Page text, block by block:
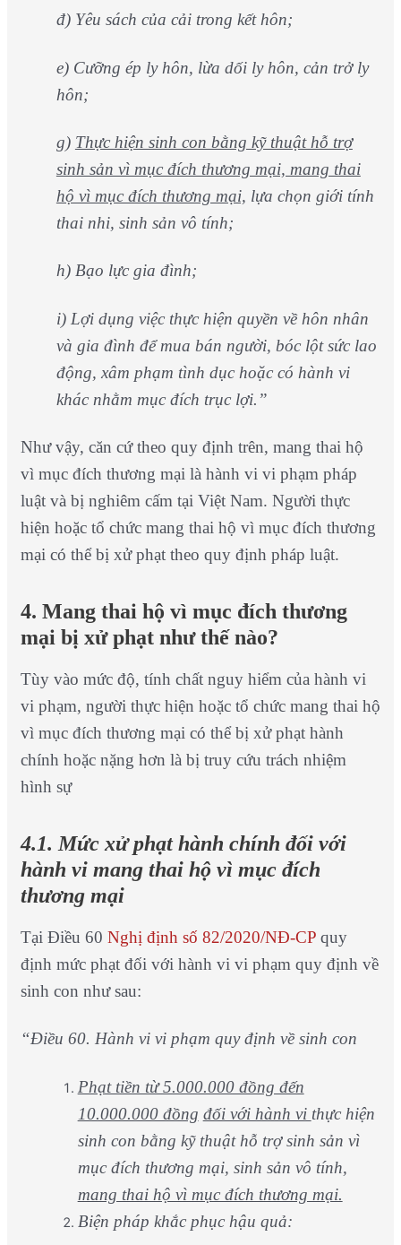
đ) Yêu sách của cải trong kết hôn;
e) Cưỡng ép ly hôn, lừa dối ly hôn, cản trở ly
hôn;
g) Thực hiện sinh con bằng kỹ thuật hỗ trợ
sinh sản vì mục đích thương mại, mang thai
hộ vì mục đích thương mại, lựa chọn giới tính
thai nhi, sinh sản vô tính;
h) Bạo lực gia đình;
i) Lợi dụng việc thực hiện quyền về hôn nhân
và gia đình để mua bán người, bóc lột sức lao
động, xâm phạm tình dục hoặc có hành vi
khác nhằm mục đích trục lợi. ”
Như vậy, căn cứ theo quy định trên, mang thai hộ
vì mục đích thương mại là hành vi vi phạm pháp
luật và bị nghiêm cấm tại Việt Nam. Người thực
hiện hoặc tổ chức mang thai hộ vì mục đích thương
mại có thể bị xử phạt theo quy định pháp luật.
4. Mang thai hộ vì mục đích thương
mại bị xử phạt như thế nào?
Tùy vào mức độ, tính chất nguy hiểm của hành vi
vi phạm, người thực hiện hoặc tổ chức mang thai hộ
vì mục đích thương mại có thể bị xử phạt hành
chính hoặc nặng hơn là bị truy cứu trách nhiệm
hình sự
4.1. Mức xử phạt hành chính đối với
hành vi mang thai hộ vì mục đích
thương mại
Tại Điều 60 Nghị định số 82/2020/NĐ-CPquy
định mức phạt đối với hành vi vi phạm quy định về
sinh con như sau:
“Điều 60. Hành vi vi phạm quy định về sinh con
Phạt tiền từ 5.000.000 đồng đến
10.000.000 đồng đối với hành vi thực hiện
sinh con bằng kỹ thuật hỗ trợ sinh sản vì
mục đích thương mại, sinh sản vô tính,
mang thai hộ vì mục đích thương mại.
Biện pháp khắc phục hậu quả: